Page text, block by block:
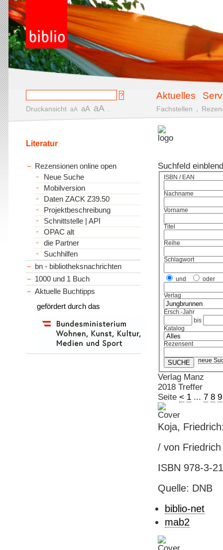
Aktuelles
Druckansicht aA aA aA Fachstellen
Suchfeld
ISBN / EAN
Nachname
Vorname
Titel
Reihe
Schlagwort
und oder
Verlag
Ersch.-Jahr
bis
Katalog
Rezensent
neue
Verlag Manz
2018 Treffer
Seite < 1... 7 8 9
Koja,
/ von
ISBN 978-3-
Quelle: DNB
biblio-net
mab2
Literatur
Rezensionen online open
Neue Suche
Mobilversion
Daten ZACK Z39.50
Projektbeschreibung
Schnittstelle | API
OPAC alt
die Partner
Suchhilfen
bn - bibliotheksnachrichten
1000 und 1 Buch
Aktuelle Buchtipps
gefördert durch das